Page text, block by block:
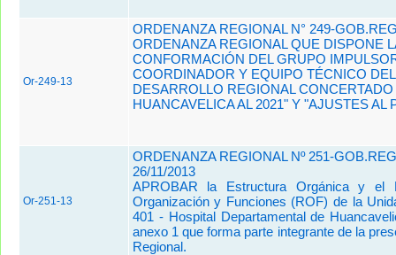
Or-249-13
ORDENANZA REGIONAL N° 249-
ORDENANZA REGIONAL QUE DISPONE
CONFORMACIÓN DEL GRUPO
COORDINADOR Y EQUIPO TÉCNICO
DESARROLLO REGIONAL CONCERTADO
HUANCAVELICA AL 2021" Y "AJUSTES AL
Or-251-13
ORDENANZA REGIONAL Nº 251-
26/11/2013
APROBAR la Estructura Orgánica y el
Organización y Funciones (ROF) de la
401 - Hospital Departamental de
anexo 1 que forma parte integrante de la
Regional.